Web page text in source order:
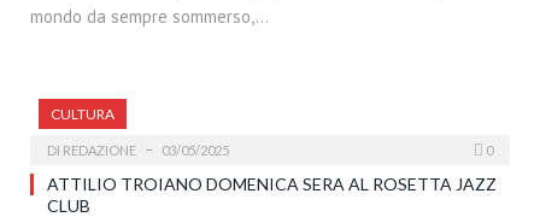
mondo da sempre sommerso,…
CULTURA
DI REDAZIONE 03/05/2025 0
ATTILIO TROIANO DOMENICA SERA AL ROSETTA JAZZ
CLUB